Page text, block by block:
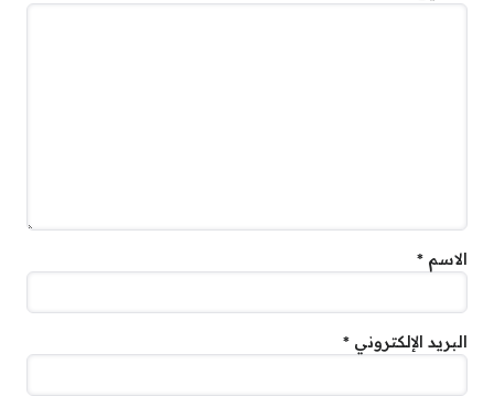
الاسم *
البريد الإلكتروني *